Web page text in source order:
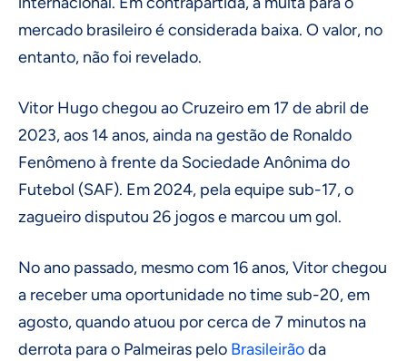
mercado brasileiro é considerada baixa. O valor, no
entanto, não foi revelado.
Vitor Hugo chegou ao Cruzeiro em 17 de abril de
2023, aos 14 anos, ainda na gestão de Ronaldo
Fenômeno à frente da Sociedade Anônima do
Futebol (SAF). Em 2024, pela equipe sub-17, o
zagueiro disputou 26 jogos e marcou um gol.
No ano passado, mesmo com 16 anos, Vitor chegou
a receber uma oportunidade no time sub-20, em
agosto, quando atuou por cerca de 7 minutos na
derrota para o Palmeiras pelo Brasileirãoda